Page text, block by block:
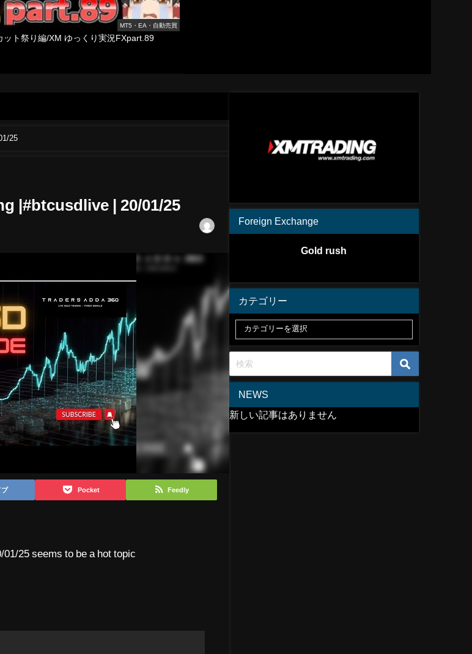
MT5・EA・自動売買
ット祭り編/XM ゆっくり実況FXpart.89
25
|#btcusdlive | 20/01/25
ブ Pocket Feedly
25 seems to be a hot topic
Foreign Exchange
Gold rush
カテゴリー
NEWS
新しい記事はありません